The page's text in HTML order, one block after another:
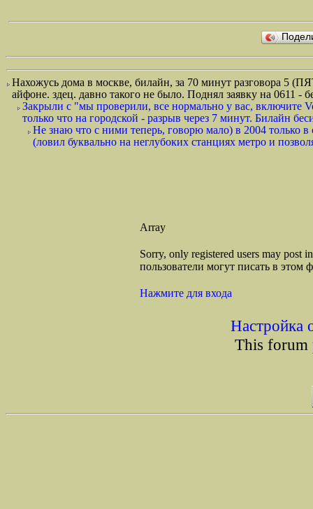
Нахожусь дома в москве, билайн, за 70 минут разговора 5
айфоне. здец. давно такого не было. Поднял заявку на 0611 -
Закрыли с "мы проверили, все нормально у вас, включите
только что на городской - разрыв через 7 минут. Билайн
Не знаю что с ними теперь, говорю мало) в 2004
(ловил буквально на неглубоких станциях метро и
Array
Sorry, only registered users may post
пользователи могут писать в этом
Нажмите для входа
Настройка
This